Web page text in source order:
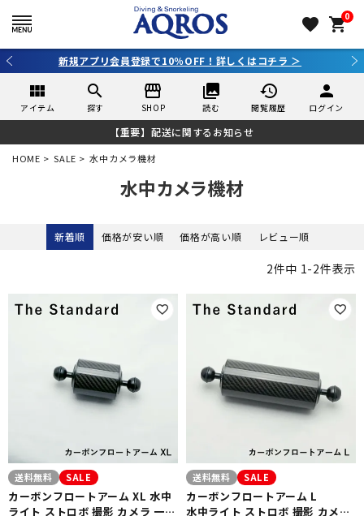
favorite 0
shopping_cart
新規アプリ会員登録で10％OFF！詳しくはコチラ ＞
view_module
アイテム
search
探す
storefront
SHOP
collections
読む
history
閲覧履歴
person
ログイン
【重要】配送に関するお知らせ
HOME SALE 水中カメラ機材
水中カメラ機材
新着順 価格が安い順 価格が高い順 レビュー順
2件中 1-2件表示
送料無料 SALE
カーボンフロートアーム XL 水中
ライト ストロボ 撮影 カメラ 一眼
送料無料 SALE
カーボンフロートアーム L
水中ライト ストロボ 撮影 カメラ